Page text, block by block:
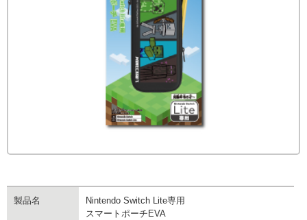
製品名
Nintendo Switch Lite専用
スマートポーチEVA